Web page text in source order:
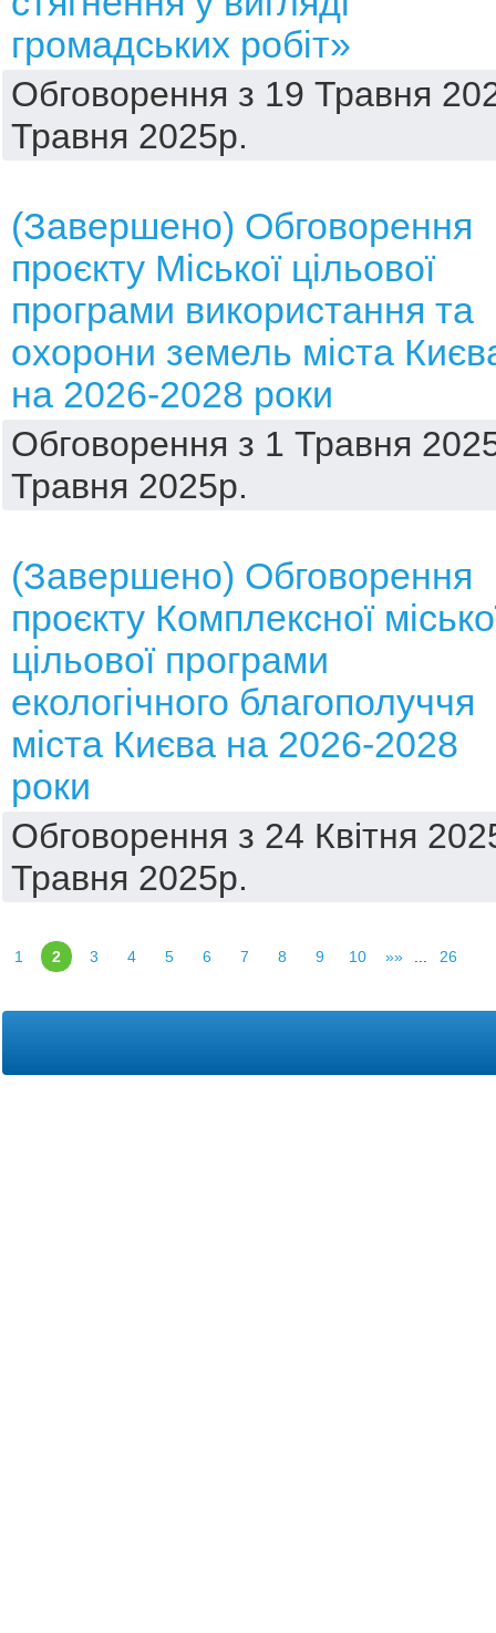
громадських робіт»
Обговорення з 19 Травня
Травня 2025р.
(Завершено) Обговорення
проєкту Міської цільової
програми використання та
охорони земель міста
на 2026-2028 роки
Обговорення з 1 Травня
Травня 2025р.
(Завершено) Обговорення
проєкту Комплексної
цільової програми
екологічного благополуччя
міста Києва на 2026-2028
роки
Обговорення з 24 Квітня
Травня 2025р.
1 2 3 4 5 6 7 8 9 10 »» 26